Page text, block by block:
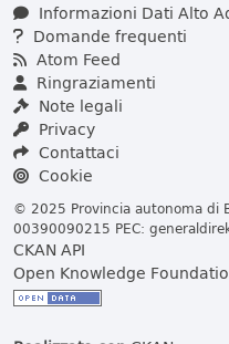
Informazioni Dati Alto
Domande frequenti
Atom Feed
Ringraziamenti
Note legali
Privacy
Contattaci
Cookie
© 2025 Provincia autonoma di
00390090215 PEC:
CKAN API
Open Knowledge